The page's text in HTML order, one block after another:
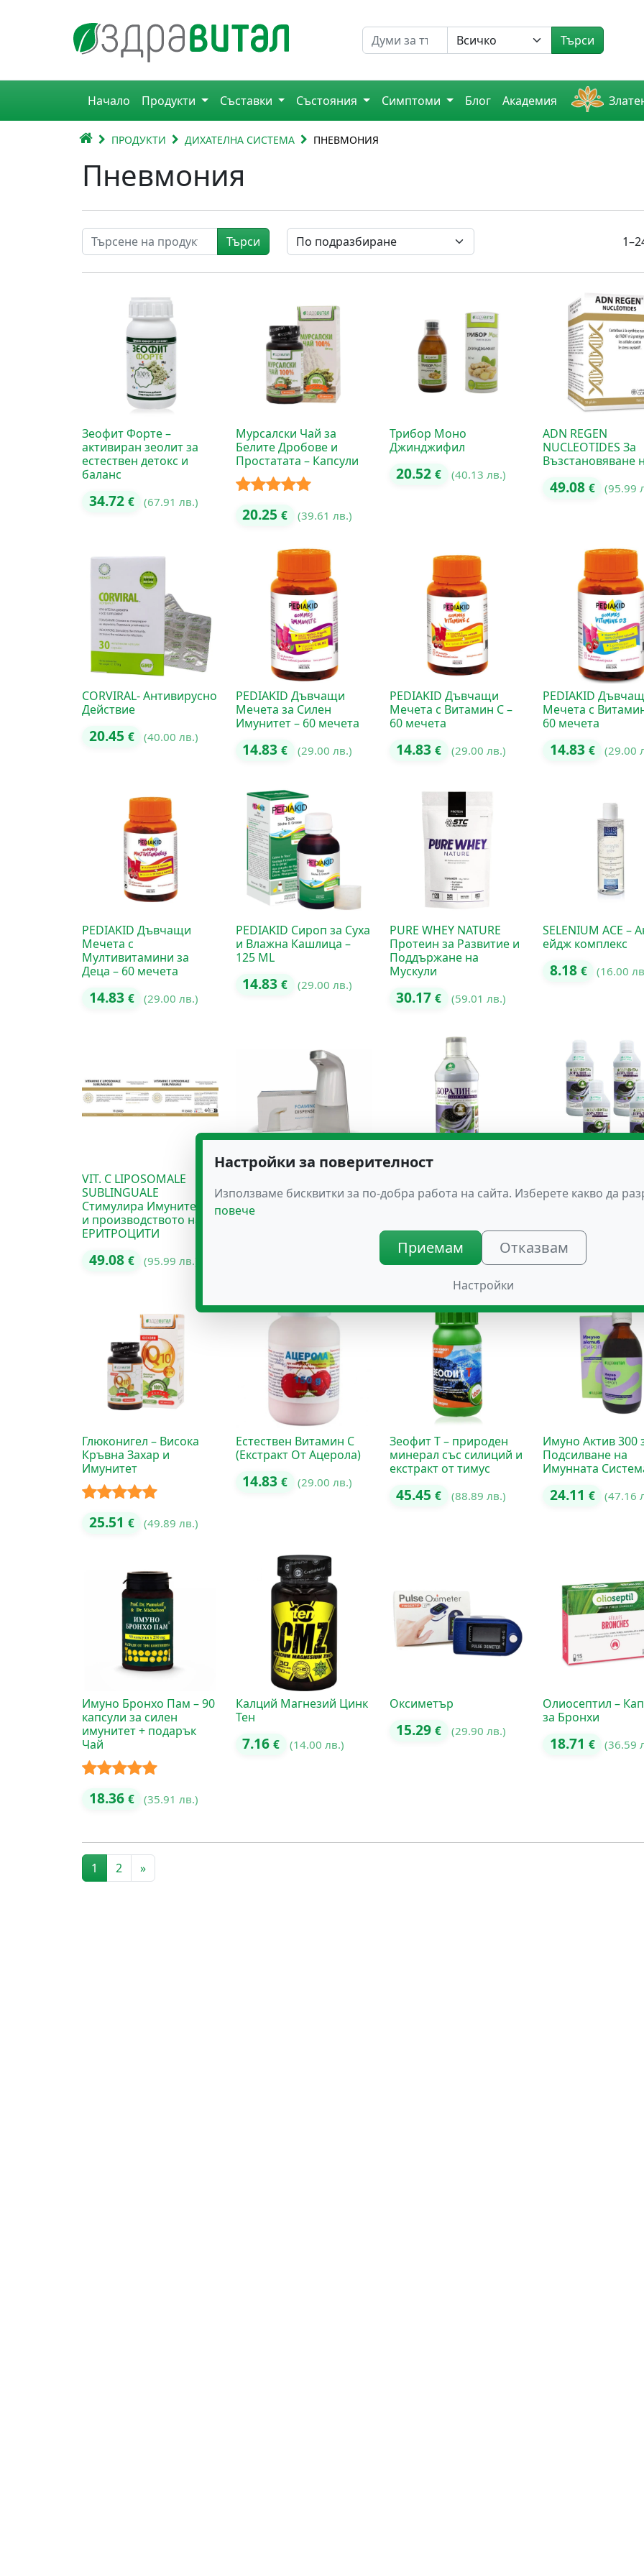
Горна навигация
Търсене на Търси
Главна навигация
Начало Продукти Съставки Състояния Симптоми Блог Академия
НАЧАЛОПРОДУКТИ ДИХАТЕЛНА СИСТЕМА ПНЕВМОНИЯ
Пневмония
Търси
Зеофит Форте –
активиран зеолит за
естествен детокс и
баланс
34.72 € (67.91 лв.)
Мурсалски Чай за
Белите Дробове и
Простатата – Капсули
Оценено с
20.25€ (39.61 лв.)
Трибор Моно
Джинджифил
20.52€ (40.13 лв.)
ADN REGEN
NUCLEOTIDES За
Възстановяване
49.08 € (95.99
CORVIRAL- Антивирусно
Действие
20.45 € (40.00 лв.)
PEDIAKID Дъвчащи
Мечета за Силен
Имунитет – 60 мечета
14.83€ (29.00 лв.)
PEDIAKID Дъвчащи
Мечета с Витамин C –
60 мечета
14.83€ (29.00 лв.)
PEDIAKID
Мечета с
60 мечета
14.83 € (29.00
PEDIAKID Дъвчащи
Мечета с
Мултивитамини за
Деца – 60 мечета
14.83 € (29.00 лв.)
PEDIAKID Сироп за Суха
и Влажна Кашлица –
125 ML
14.83€ (29.00 лв.)
PURE WHEY NATURE
Протеин за Развитие и
Поддържане на
Мускули
30.17€ (59.01 лв.)
SELENIUM ACE –
ейдж комплекс
8.18 € (16.00
VIT. C LIPOSOMALE
SUBLINGUALE
Стимулира Имунитета
и производството на
ЕРИТРОЦИТИ
49.08 € (95.99 лв.)
диспенсър за сапун от
Здравитал
имун
Пакет
Глюконигел – Висока
Кръвна Захар и
Имунитет
Оценено с
25.51 € (49.89 лв.)
Естествен Витамин С
(Екстракт От Ацерола)
14.83€ (29.00 лв.)
Зеофит Т – природен
минерал със силиций и
екстракт от тимус
45.45€ (88.89 лв.)
Имуно Актив 300
Подсилване на
Имунната
24.11 € (47.16
Имуно Бронхо Пам – 90
капсули за силен
имунитет + подарък
Чай
Оценено с
18.36 € (35.91 лв.)
Калций Магнезий Цинк
Тен
7.16€ (14.00 лв.)
Оксиметър
15.29€ (29.90 лв.)
Олиосептил –
за Бронхи
18.71 € (36.59
Posts navigation
1 2 »
Настройки за поверителност
Използваме бисквитки за по-добра работа на сайта. Изберете какво да
повече
Приемам Отказвам
Настройки